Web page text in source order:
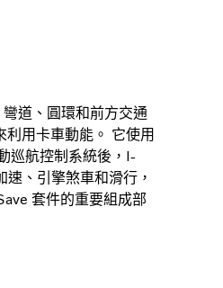
道、圓環和前方交通
用卡車動能。 它使用
巡航控制系統後，I-
、引擎煞車和滑行，
套件的重要組成部